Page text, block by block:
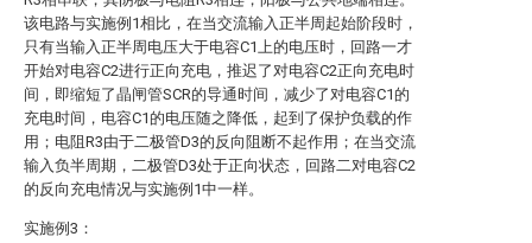
该电路与实施例1相比，在当交流输入正半周起始阶段时，
只有当输入正半周电压大于电容C1上的电压时，回路一才
开始对电容C2进行正向充电，推迟了对电容C2正向充电时
间，即缩短了晶闸管SCR的导通时间，减少了对电容C1的
充电时间，电容C1的电压随之降低，起到了保护负载的作
用；电阻R3由于二极管D3的反向阻断不起作用；在当交流
输入负半周期，二极管D3处于正向状态，回路二对电容C2
的反向充电情况与实施例1中一样。
实施例3：